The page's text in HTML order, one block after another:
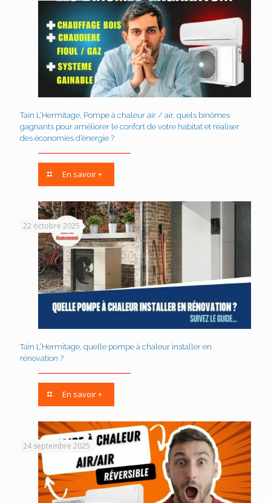
Tain L’Hermitage, Pompe à chaleur air / air, quels binômes
gagnants pour améliorer le confort de votre habitat et réaliser
des économies d’énergie ?
En savoir +
22 octobre 2025
Tain L’Hermitage, quelle pompe à chaleur installer en
rénovation ?
En savoir +
24 septembre 2025